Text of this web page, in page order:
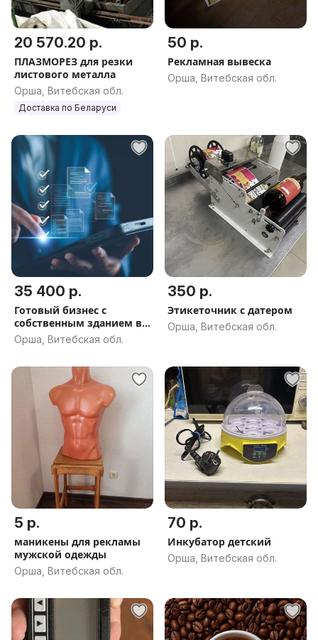
20 570.20 р.
ПЛАЗМОРЕЗ для резки
листового металла
Орша, Витебская обл.
Доставка по Беларуси
50 р.
Рекламная вывеска
Орша, Витебская обл.
35 400 р.
Готовый бизнес с
собственным зданием в
центре г. Орша
Орша, Витебская обл.
350 р.
Этикеточник с датером
Орша, Витебская обл.
5 р.
маникены для рекламы
мужской одежды
Орша, Витебская обл.
70 р.
Инкубатор детский
Орша, Витебская обл.